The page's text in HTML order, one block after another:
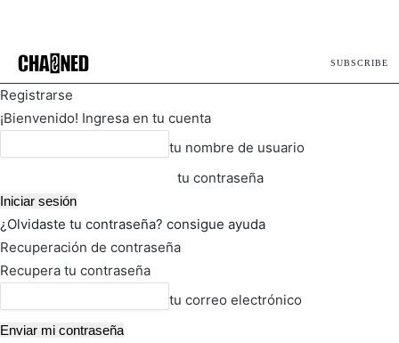
SUBSCRIBE
Registrarse
¡Bienvenido! Ingresa en tu cuenta
tu nombre de usuario
tu contraseña
¿Olvidaste tu contraseña? consigue ayuda
Recuperación de contraseña
Recupera tu contraseña
tu correo electrónico